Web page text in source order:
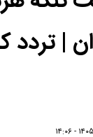
| تردد